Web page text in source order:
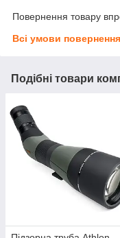
Повернення товару
Всі умови повернення
Подібні товари